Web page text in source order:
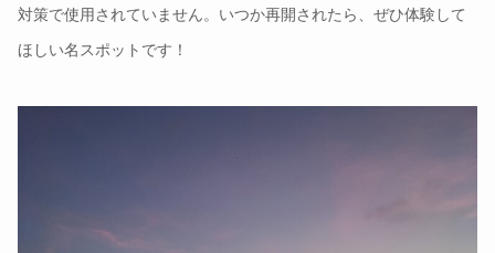
対策で使用されていません。いつか再開されたら、ぜひ体験して
ほしい名スポットです！